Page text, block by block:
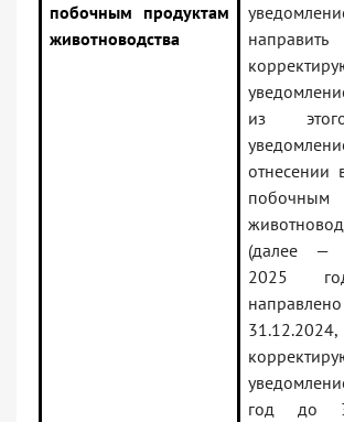
побочным продуктам
животноводства
направить
из
отнесении
побочным
(далее
2025
31.12.2024,
год до